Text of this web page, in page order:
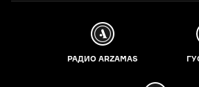
РАДИО ARZAMAS